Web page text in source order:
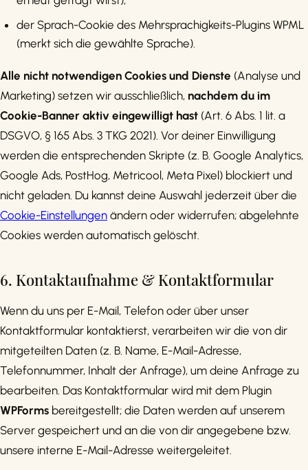
der Sprach-Cookie des Mehrsprachigkeits-Plugins WPML
(merkt sich die gewählte Sprache).
Alle nicht notwendigen Cookies und Dienste (Analyse und
Marketing) setzen wir ausschließlich, nachdem du im
Cookie-Banner aktiv eingewilligt hast (Art. 6 Abs. 1 lit. a
DSGVO, § 165 Abs. 3 TKG 2021). Vor deiner Einwilligung
werden die entsprechenden Skripte (z. B. Google Analytics,
Google Ads, PostHog, Metricool, Meta Pixel) blockiert und
nicht geladen. Du kannst deine Auswahl jederzeit über die
Cookie-Einstellungen ändern oder widerrufen; abgelehnte
Cookies werden automatisch gelöscht.
6. Kontaktaufnahme & Kontaktformular
Wenn du uns per E-Mail, Telefon oder über unser
Kontaktformular kontaktierst, verarbeiten wir die von dir
mitgeteilten Daten (z. B. Name, E-Mail-Adresse,
Telefonnummer, Inhalt der Anfrage), um deine Anfrage zu
bearbeiten. Das Kontaktformular wird mit dem Plugin
WPForms bereitgestellt; die Daten werden auf unserem
Server gespeichert und an die von dir angegebene bzw.
unsere interne E-Mail-Adresse weitergeleitet.